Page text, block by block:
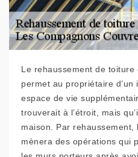
Le rehaussement de
permet au propriétaire d’un
espace de vie
trouverait à l’étroit, mais
maison. Par
mènera des opérations qui